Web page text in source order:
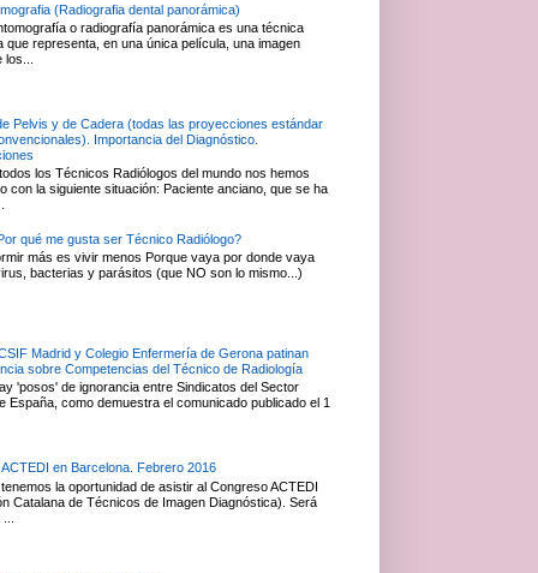
(Radiografia dental panorámica)
o radiografía panorámica es una técnica
que representa, en una única película, una imagen
Pelvis y de Cadera (todas las proyecciones estándar
Importancia del Diagnóstico.
los Técnicos Radiólogos del mundo nos hemos
con la siguiente situación: Paciente anciano, que se ha
qué me gusta ser Técnico Radiólogo?
más es vivir menos Porque vaya por donde vaya
bacterias y parásitos (que NO son lo mismo...)
Madrid y Colegio Enfermería de Gerona patinan
sobre Competencias del Técnico de Radiología
'posos' de ignorancia entre Sindicatos del Sector
España, como demuestra el comunicado publicado el 1
en Barcelona. Febrero 2016
la oportunidad de asistir al Congreso ACTEDI
Catalana de Técnicos de Imagen Diagnóstica). Será